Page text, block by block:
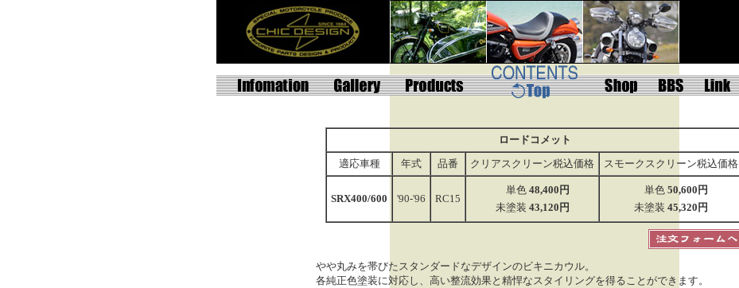
ロードコメット
適応車種
年式 品番 クリアスクリーン税込価格 スモークスクリーン税込価格
SRX400/600 '90-'96 RC15
単色48,400円
未塗装 43,120円
単色 50,600円
未塗装 45,320円
やや丸みを帯びたスタンダードなデザインのビキニカウル。
各純正色塗装に対応し、高い整流効果と精悍なスタイリングを得ることができます。